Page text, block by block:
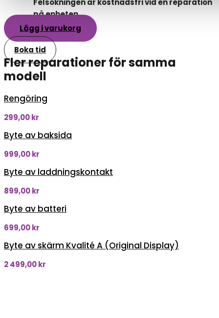
Felsökningen är kostnadsfri vid en reparation
på enheten
Lägg i varukorg
Boka tid
Fler reparationer för samma
modell
Rengöring
299,00kr
Byte av baksida
999,00kr
Byte av laddningskontakt
899,00kr
Byte av batteri
699,00kr
Byte av skärm Kvalité A (Original Display)
2 499,00kr